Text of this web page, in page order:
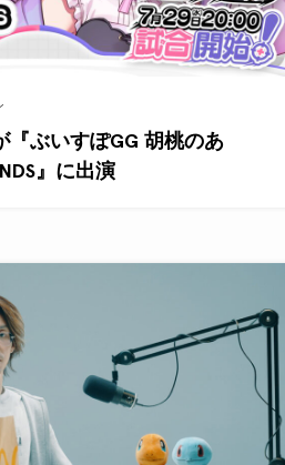
『ぶいすぽGG 胡桃のあ
』に出演